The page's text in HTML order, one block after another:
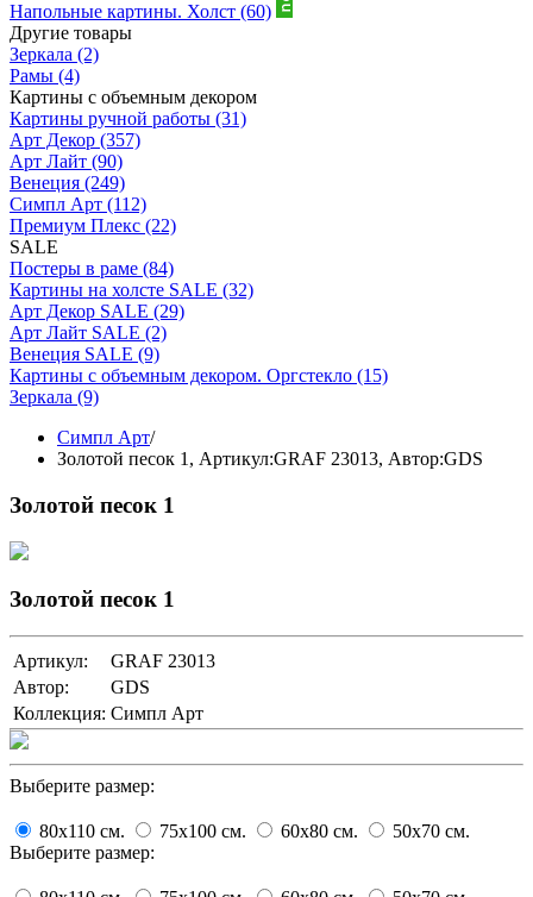
Напольные картины. Холст (60)
Другие товары
Зеркала (2)
Рамы (4)
Картины с объемным декором
Картины ручной работы (31)
Арт Декор (357)
Арт Лайт (90)
Венеция (249)
Симпл Арт (112)
Премиум Плекс (22)
SALE
Постеры в раме (84)
Картины на холсте SALE (32)
Арт Декор SALE (29)
Арт Лайт SALE (2)
Венеция SALE (9)
Картины с объемным декором. Оргстекло (15)
Зеркала (9)
Симпл Арт/
Золотой песок 1, Артикул:GRAF 23013, Автор:GDS
Золотой песок 1
Золотой песок 1
Артикул:
GRAF 23013
Автор:
GDS
Коллекция: Симпл Арт
Выберите размер:
80x110 cм. 75x100 cм. 60x80 cм. 50x70 cм.
Выберите размер: